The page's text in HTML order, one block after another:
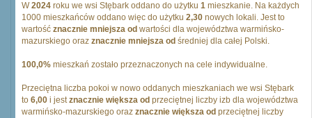
W2024 roku we wsi Stębark oddano do użytku 1 mieszkanie. Na każdych
1000 mieszkańców oddano więc do użytku 2,30 nowych lokali. Jest to
wartość znacznie mniejsza od wartości dla województwa warmińsko-
mazurskiego oraz znacznie mniejsza od średniej dla całej Polski.
100,0% mieszkań zostało przeznaczonych na cele indywidualne.
Przeciętna liczba pokoi w nowo oddanych mieszkaniach we wsi Stębark
to 6,00 i jestznacznie większa od przeciętnej liczby izb dla województwa
warmińsko-mazurskiego oraz znacznie większa od przeciętnej liczby